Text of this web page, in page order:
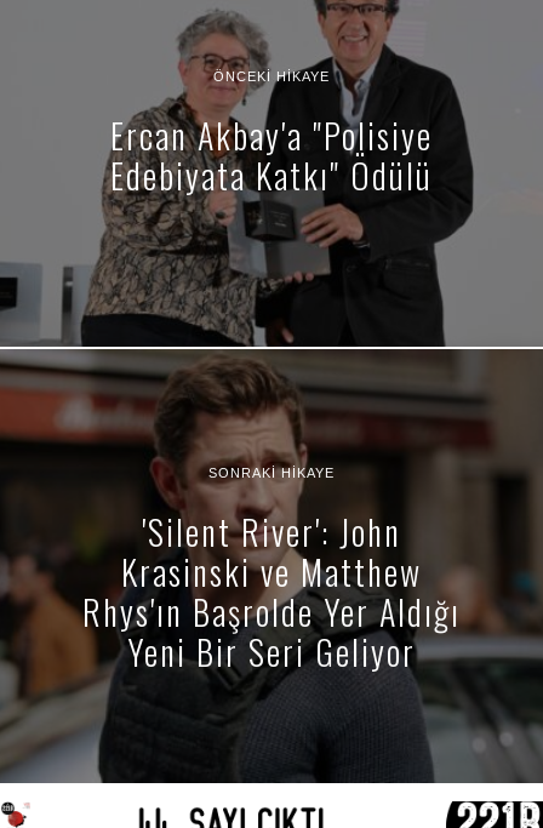
ÖNCEKI HIKAYE
Ercan Akbay'a "Polisiye
Edebiyata Katkı" Ödülü
SONRAKI HIKAYE
'Silent River': John
Krasinski ve Matthew
Rhys'ın Başrolde Yer Aldığı
Yeni Bir Seri Geliyor